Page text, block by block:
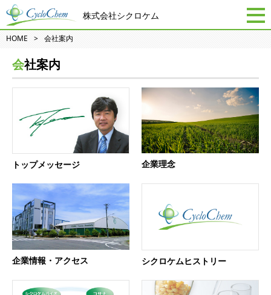
株式会社シクロケム
HOME 会社案内
会社案内
トップメッセージ 企業理念
企業情報・アクセス シクロケムヒストリー